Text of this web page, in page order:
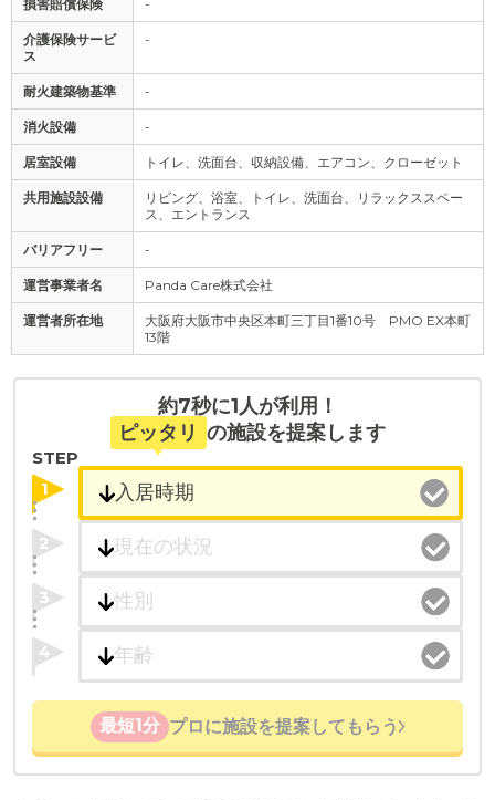
損害賠償保険 -
介護保険サービ
ス
-
耐火建築物基準 -
消火設備 -
居室設備 トイレ、洗面台、収納設備、エアコン、クローゼット
共用施設設備
リビング、浴室、トイレ、洗面台、リラックススペー
ス、エントランス
バリアフリー -
運営事業者名 Panda Care株式会社
運営者所在地
大阪府大阪市中央区本町三丁目1番10号 PMO EX本町
13階
約7秒に1人が利用！
ピッタリ の施設を提案します
STEP
1
2
3
4
最短1分 プロに施設を提案してもらう